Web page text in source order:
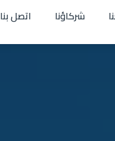
شركاؤنا اتصل بنا